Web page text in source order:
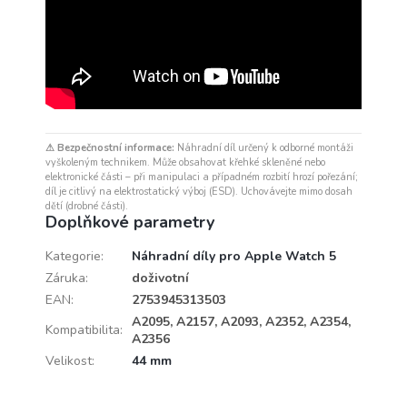
⚠ Bezpečnostní informace: Náhradní díl určený k odborné montáži
vyškoleným technikem. Může obsahovat křehké skleněné nebo
elektronické části – při manipulaci a případném rozbití hrozí pořezání;
díl je citlivý na elektrostatický výboj (ESD). Uchovávejte mimo dosah
dětí (drobné části).
Doplňkové parametry
Kategorie:
Náhradní díly pro Apple Watch 5
Záruka:
doživotní
EAN:
2753945313503
Kompatibilita: A2095, A2157, A2093, A2352, A2354,
A2356
Velikost: 44 mm